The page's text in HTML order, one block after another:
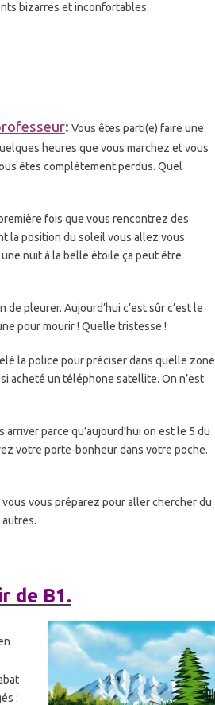
bizarres et inconfortables.
: Vous êtes parti(e) faire une
heures que vous marchez et vous
êtes complètement perdus. Quel
fois que vous rencontrez des
la position du soleil vous allez vous
nuit à la belle étoile ça peut être
de pleurer. Aujourd’hui c’est sûr c’est le
pour mourir ! Quelle tristesse !
la police pour préciser dans quelle zone
acheté un téléphone satellite. On n’est
arriver parce qu’aujourd’hui on est le 5 du
votre porte-bonheur dans votre poche.
vous préparez pour aller chercher du
de B1.
: